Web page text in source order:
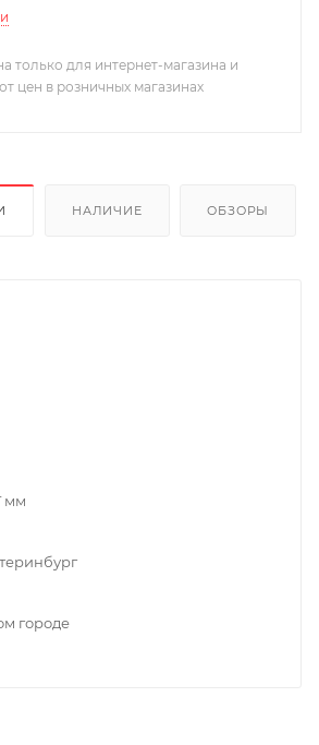
только для интернет-магазина и
цен в розничных магазинах
НАЛИЧИЕ ОБЗОРЫ
мм
городе